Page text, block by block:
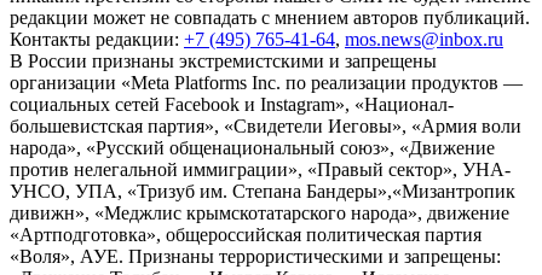
редакции может не совпадать с мнением авторов публикаций.
Контакты редакции: +7 (495) 765-41-64, mos.news@inbox.ru
В России признаны экстремистскими и запрещены
организации «Meta Platforms Inc. по реализации продуктов —
социальных сетей Facebook и Instagram», «Национал-
большевистская партия», «Свидетели Иеговы», «Армия воли
народа», «Русский общенациональный союз», «Движение
против нелегальной иммиграции», «Правый сектор», УНА-
УНСО, УПА, «Тризуб им. Степана Бандеры»,«Мизантропик
дивижн», «Меджлис крымскотатарского народа», движение
«Артподготовка», общероссийская политическая партия
«Воля», АУЕ. Признаны террористическими и запрещены: